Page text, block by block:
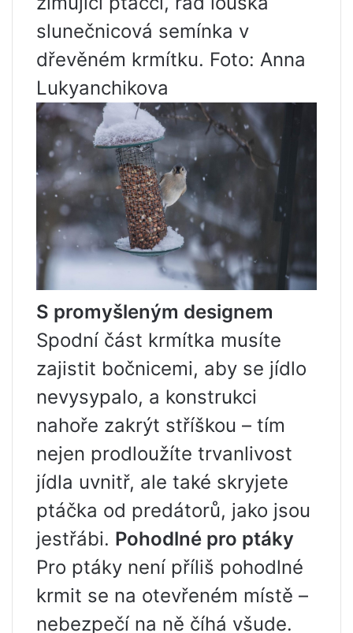
slunečnicová semínka v
dřevěném krmítku. Foto: Anna
Lukyanchikova
S promyšleným designem
Spodní část krmítka musíte
zajistit bočnicemi, aby se jídlo
nevysypalo, a konstrukci
nahoře zakrýt stříškou – tím
nejen prodloužíte trvanlivost
jídla uvnitř, ale také skryjete
ptáčka od predátorů, jako jsou
jestřábi. Pohodlné pro ptáky
Pro ptáky není příliš pohodlné
krmit se na otevřeném místě –
nebezpečí na ně číhá všude.